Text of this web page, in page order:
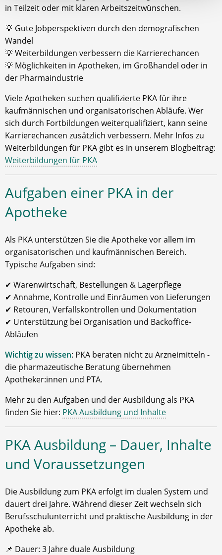
in Teilzeit oder mit klaren Arbeitszeitwünschen.
💡 Gute Jobperspektiven durch den demografischen
Wandel
💡 Weiterbildungen verbessern die Karrierechancen
💡 Möglichkeiten in Apotheken, im Großhandel oder in
der Pharmaindustrie
Viele Apotheken suchen qualifizierte PKA für ihre
kaufmännischen und organisatorischen Abläufe. Wer
sich durch Fortbildungen weiterqualifiziert, kann seine
Karrierechancen zusätzlich verbessern. Mehr Infos zu
Weiterbildungen für PKA gibt es in unserem Blogbeitrag:
Weiterbildungen für PKA
Aufgaben einer PKA in der
Apotheke
Als PKA unterstützen Sie die Apotheke vor allem im
organisatorischen und kaufmännischen Bereich.
Typische Aufgaben sind:
✔ Warenwirtschaft, Bestellungen & Lagerpflege
✔ Annahme, Kontrolle und Einräumen von Lieferungen
✔ Retouren, Verfallskontrollen und Dokumentation
✔ Unterstützung bei Organisation und Backoffice-
Abläufen
Wichtig zu wissen: PKA beraten nicht zu Arzneimitteln -
die pharmazeutische Beratung übernehmen
Apotheker:innen und PTA.
Mehr zu den Aufgaben und der Ausbildung als PKA
finden Sie hier: PKA Ausbildung und Inhalte
PKA Ausbildung – Dauer, Inhalte
und Voraussetzungen
Die Ausbildung zum PKA erfolgt im dualen System und
dauert drei Jahre. Während dieser Zeit wechseln sich
Berufsschulunterricht und praktische Ausbildung in der
Apotheke ab.
📌 Dauer: 3 Jahre duale Ausbildung